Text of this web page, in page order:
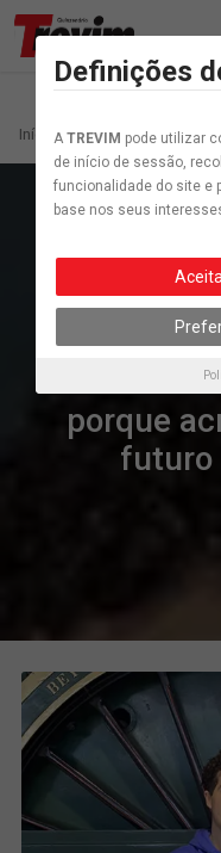
Início Artigo etiquetados
“Irei
porque
futuro
Definições
A TREVIM pode utilizar
de início de sessão,
funcionalidade do site e
base nos seus